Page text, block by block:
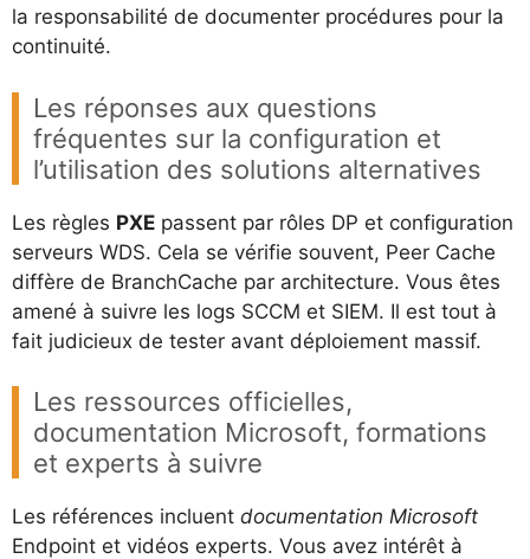
la responsabilité de documenter procédures pour la
continuité.
Les réponses aux questions
fréquentes sur la configuration et
l’utilisation des solutions alternatives
Les règles PXE passent par rôles DP et configuration
serveurs WDS. Cela se vérifie souvent, Peer Cache
diffère de BranchCache par architecture. Vous êtes
amené à suivre les logs SCCM et SIEM. Il est tout à
fait judicieux de tester avant déploiement massif.
Les ressources officielles,
documentation Microsoft, formations
et experts à suivre
Les références incluent documentation Microsoft
Endpoint et vidéos experts. Vous avez intérêt à